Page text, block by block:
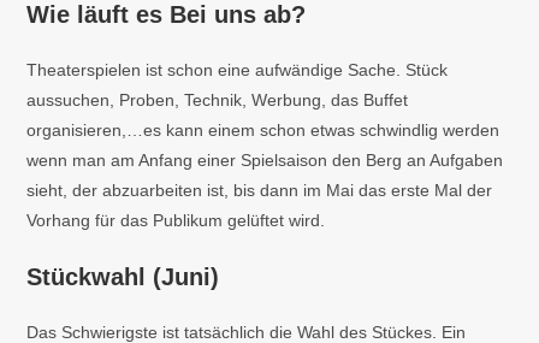
Wie läuft es Bei uns ab?
Theaterspielen ist schon eine aufwändige Sache. Stück
aussuchen, Proben, Technik, Werbung, das Buffet
organisieren,…es kann einem schon etwas schwindlig werden
wenn man am Anfang einer Spielsaison den Berg an Aufgaben
sieht, der abzuarbeiten ist, bis dann im Mai das erste Mal der
Vorhang für das Publikum gelüftet wird.
Stückwahl (Juni)
Das Schwierigste ist tatsächlich die Wahl des Stückes. Ein